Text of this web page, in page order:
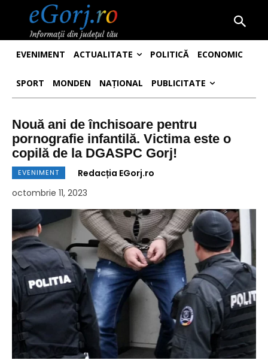
EVENIMENT ACTUALITATE POLITICĂ ECONOMIC
SPORT MONDEN NAȚIONAL PUBLICITATE
Nouă ani de închisoare pentru
pornografie infantilă. Victima este o
copilă de la DGASPC Gorj!
EVENIMENT
Redacția EGorj.ro
octombrie 11, 2023